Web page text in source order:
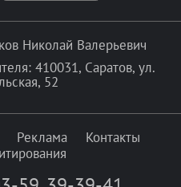
Николай Валерьевич
410031, Саратов, ул.
52
Реклама
Контакты